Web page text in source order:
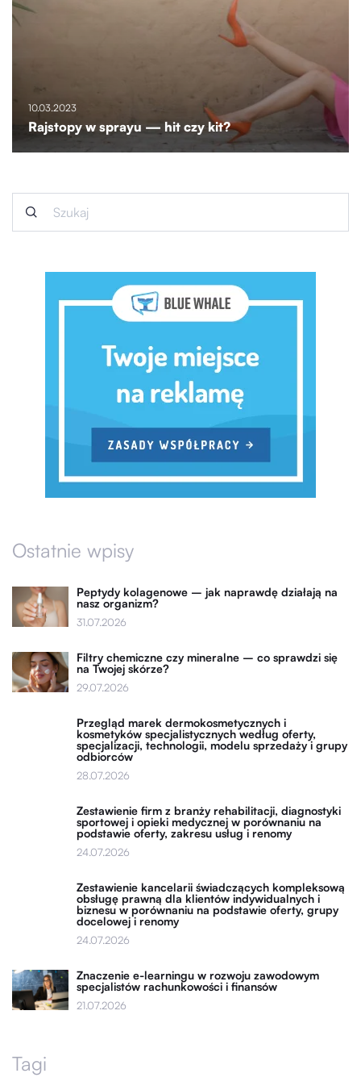
10.03.2023
Rajstopy w sprayu — hit czy kit?
Ostatnie wpisy
Peptydy kolagenowe – jak naprawdę działają na
nasz organizm?
31.07.2026
Filtry chemiczne czy mineralne – co sprawdzi się
na Twojej skórze?
29.07.2026
Przegląd marek dermokosmetycznych i
kosmetyków specjalistycznych według oferty,
specjalizacji, technologii, modelu sprzedaży i grupy
odbiorców
28.07.2026
Zestawienie firm z branży rehabilitacji, diagnostyki
sportowej i opieki medycznej w porównaniu na
podstawie oferty, zakresu usług i renomy
24.07.2026
Zestawienie kancelarii świadczących kompleksową
obsługę prawną dla klientów indywidualnych i
biznesu w porównaniu na podstawie oferty, grupy
docelowej i renomy
24.07.2026
Znaczenie e-learningu w rozwoju zawodowym
specjalistów rachunkowości i finansów
21.07.2026
Tagi